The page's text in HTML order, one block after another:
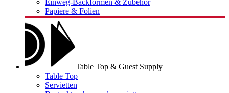
Einweg-Backformen & Zubehör
Papiere & Folien
Table Top & Guest Supply
Table Top
Servietten